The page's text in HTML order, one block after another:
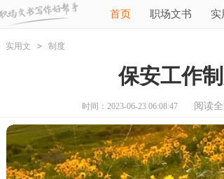
首页 职场文书 实
实用文 > 制度
保安工作
时间：2023-06-23 06:08:47 阅读